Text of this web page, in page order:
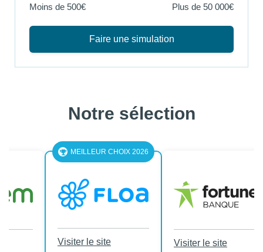
Moins de 500€ Plus de 50 000€
Faire une simulation
Notre sélection
CHOIX 2026
Visiter le site Visiter le site